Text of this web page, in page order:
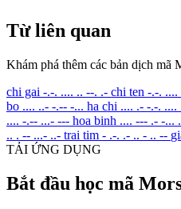
Từ liên quan
Khám phá thêm các bản dịch mã
chi gai -.-. .... .. --. .- chi ten -.-. ....
bo .... ..- -.-- -... ha chi .... .- -.-. ....
.... -.-- ...- --- hoa binh .... --- .- -...
.. . -- ...- ..- trai tim - .-. .- .. - .. --
TẢI ỨNG DỤNG
Bắt đầu học mã